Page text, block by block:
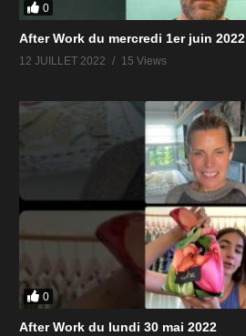
0
After Work du mercredi 1er juin 2022
12 JUILLET 2022 15 Views
0
After Work du lundi 30 mai 2022